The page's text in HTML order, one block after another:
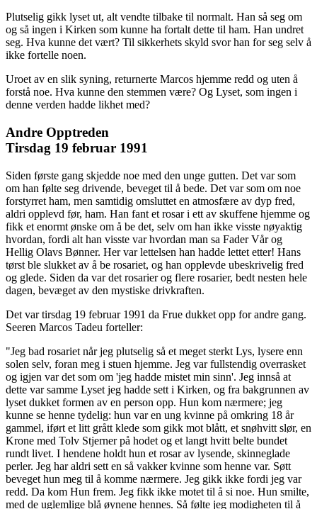
Plutselig gikk lyset ut, alt vendte tilbake til normalt. Han så seg om
og så ingen i Kirken som kunne ha fortalt dette til ham. Han undret
seg. Hva kunne det vært? Til sikkerhets skyld svor han for seg selv å
ikke fortelle noen.
Uroet av en slik syning, returnerte Marcos hjemme redd og uten å
forstå noe. Hva kunne den stemmen være? Og Lyset, som ingen i
denne verden hadde likhet med?
Andre Opptreden
Tirsdag 19 februar 1991
Siden første gang skjedde noe med den unge gutten. Det var som
om han følte seg drivende, beveget til å bede. Det var som om noe
forstyrret ham, men samtidig omsluttet en atmosfære av dyp fred,
aldri opplevd før, ham. Han fant et rosar i ett av skuffene hjemme og
fikk et enormt ønske om å be det, selv om han ikke visste nøyaktig
hvordan, fordi alt han visste var hvordan man sa Fader Vår og
Hellig Olavs Bønner. Her var lettelsen han hadde lettet etter! Hans
tørst ble slukket av å be rosariet, og han opplevde ubeskrivelig fred
og glede. Siden da var det rosarier og flere rosarier, bedt nesten hele
dagen, bevæget av den mystiske drivkraften.
Det var tirsdag 19 februar 1991 da Frue dukket opp for andre gang.
Seeren Marcos Tadeu forteller:
"Jeg bad rosariet når jeg plutselig så et meget sterkt Lys, lysere enn
solen selv, foran meg i stuen hjemme. Jeg var fullstendig overrasket
og igjen var det som om 'jeg hadde mistet min sinn'. Jeg innså at
dette var samme Lyset jeg hadde sett i Kirken, og fra bakgrunnen av
lyset dukket formen av en person opp. Hun kom nærmere; jeg
kunne se henne tydelig: hun var en ung kvinne på omkring 18 år
gammel, iført et litt grått klede som gikk mot blått, et snøhvitt slør, en
Krone med Tolv Stjerner på hodet og et langt hvitt belte bundet
rundt livet. I hendene holdt hun et rosar av lysende, skinneglade
perler. Jeg har aldri sett en så vakker kvinne som henne var. Søtt
beveget hun meg til å komme nærmere. Jeg gikk ikke fordi jeg var
redd. Da kom Hun frem. Jeg fikk ikke motet til å si noe. Hun smilte,
med de uglemlige blå øynene hennes. Så følte jeg modigheten til å